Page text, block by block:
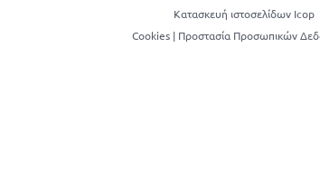
Κατασκευή ιστοσελίδων Icop
Cookies| Προστασία Προσωπικών